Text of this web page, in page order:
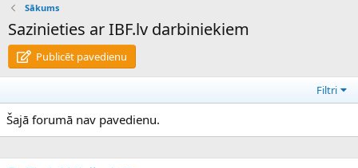
Sākums
Sazinieties ar IBF.lv darbiniekiem
Publicēt pavedienu
Filtri
Šajā forumā nav pavedienu.